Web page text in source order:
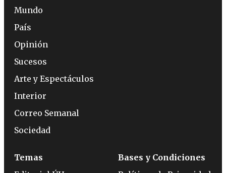
Mundo
País
Opinión
Sucesos
Arte y Espectáculos
Interior
Correo Semanal
Sociedad
Temas
Bases y Condiciones